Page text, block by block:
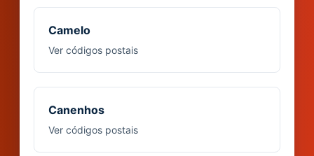
Camelo
Ver códigos postais
Canenhos
Ver códigos postais